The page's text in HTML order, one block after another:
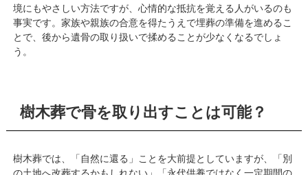
境にもやさしい方法ですが、心情的な抵抗を覚える人がいるのも
事実です。家族や親族の合意を得たうえで埋葬の準備を進めるこ
とで、後から遺骨の取り扱いで揉めることが少なくなるでしょ
う。
樹木葬で骨を取り出すことは可能？
樹木葬では、「自然に還る」ことを大前提としていますが、「別
の土地へ改葬するかもしれない」「永代供養ではなく一定期間の